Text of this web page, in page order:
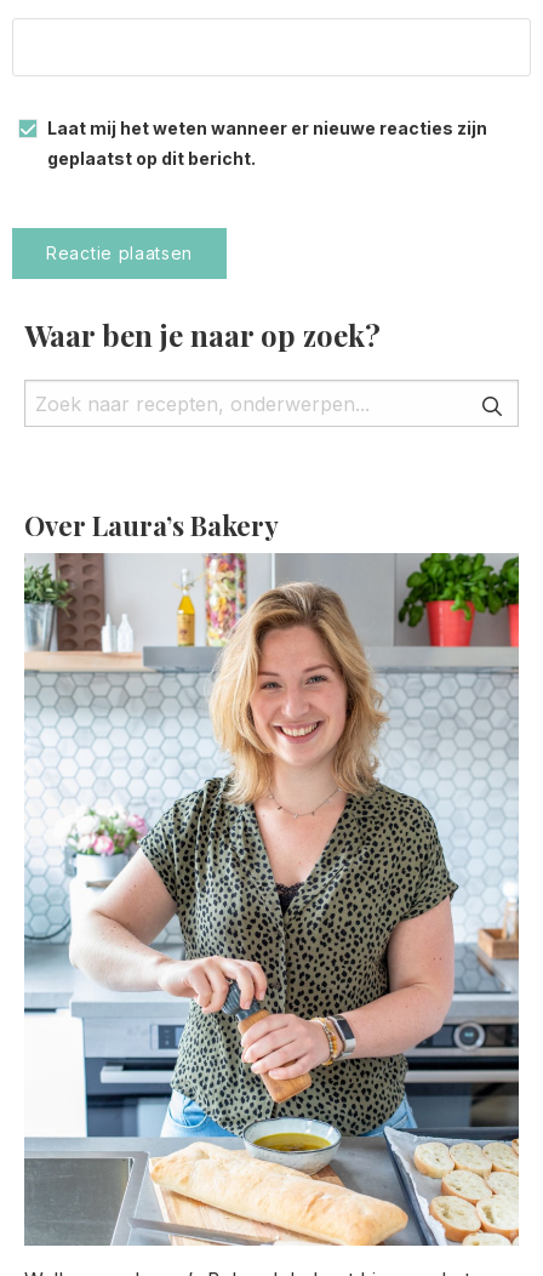
Laat mij het weten wanneer er nieuwe reacties zijn
geplaatst op dit bericht.
Waar ben je naar op zoek?
Over Laura’s Bakery